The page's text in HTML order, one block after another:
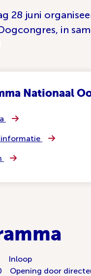
28 juni
in
Nationaal
informatie
Inloop
Opening door